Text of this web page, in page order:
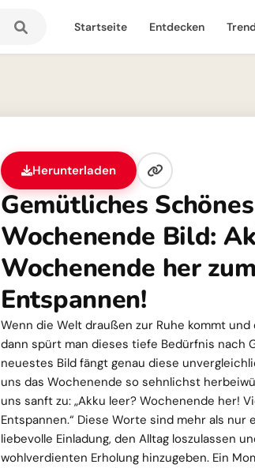
Startseite Entdecken
Herunterladen
Gemütliches Schönes
Wochenende Bild:
Wochenende her zum
Entspannen!
Wenn die Welt draußen zur Ruhe kommt
dann spürt man dieses tiefe Bedürfnis nach
neuestes Bild fängt genau diese
uns das Wochenende so sehnlichst
uns sanft zu: „Akku leer? Wochenende her!
Entspannen.“ Diese Worte sind mehr als nur
liebevolle Einladung, den Alltag loszulassen
wohlverdienten Erholung hinzugeben. Ein